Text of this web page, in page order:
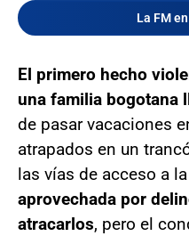
La FM
El primero hecho
una familia bogotana
de pasar vacaciones
atrapados en un
las vías de acceso a
aprovechada por
atracarlos, pero el